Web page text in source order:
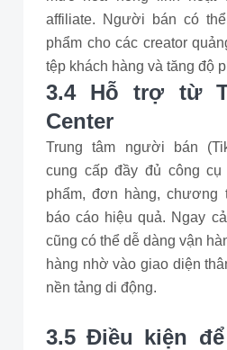
affiliate. Người bán có
phẩm cho các creator
tệp khách hàng và tăng độ
3.4 Hỗ trợ từ
Center
Trung tâm người bán
cung cấp đầy đủ công
phẩm, đơn hàng, chương
báo cáo hiệu quả. Ngay
cũng có thể dễ dàng vận
hàng nhờ vào giao diện
nền tảng di động.
3.5 Điều kiện